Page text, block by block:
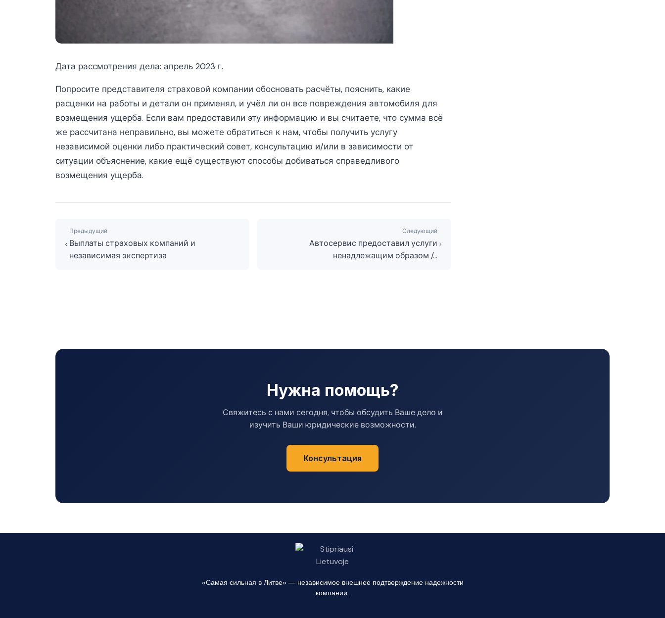
Дата рассмотрения дела: апрель 2023 г.
Попросите представителя страховой компании обосновать расчёты, пояснить, какие
расценки на работы и детали он применял, и учёл ли он все повреждения автомобиля для
возмещения ущерба. Если вам предоставили эту информацию и вы считаете, что сумма всё
же рассчитана неправильно, вы можете обратиться к нам, чтобы получить услугу
независимой оценки либо практический совет, консультацию и/или в зависимости от
ситуации объяснение, какие ещё существуют способы добиваться справедливого
возмещения ущерба.
Предыдущий
Выплаты страховых компаний и
независимая экспертиза
Следующий
Автосервис предоставил услуги
ненадлежащим образом /…
Нужна помощь?
Свяжитесь с нами сегодня, чтобы обсудить Ваше дело и
изучить Ваши юридические возможности.
Консультация
«Самая сильная в Литве» — независимое внешнее подтверждение надежности
компании.